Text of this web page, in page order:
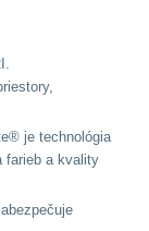
je technológia
farieb a kvality